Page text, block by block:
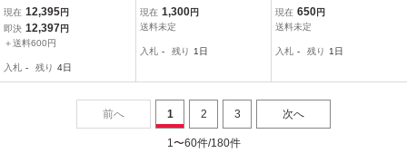
オン トルクス ドライバー
セット SGDTRX50BR【6
-4】
現在 12,395円
即決 12,397円
＋送料600円
入札 - 残り 4日
ー】 T-ハンドル ナットド
ライバー 495T / 14mmｘ
現在 1,300円
送料未定
入札 - 残り 1日
ボールポイントHEX 352i
1/4 × 125
現在 650円
送料未定
入札 - 残り 1日
前へ 1 2 3 次へ
1〜60件/180件